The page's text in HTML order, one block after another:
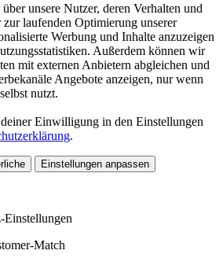
unsere Nutzer, deren Verhalten und
laufenden Optimierung unserer
Werbung und Inhalte anzuzeigen
Außerdem können wir
mit externen Anbietern abgleichen und
Angebote anzeigen, nur wenn
nutzt.
Einwilligung in den Einstellungen
.
Einstellungen anpassen
Einstellungen
Match